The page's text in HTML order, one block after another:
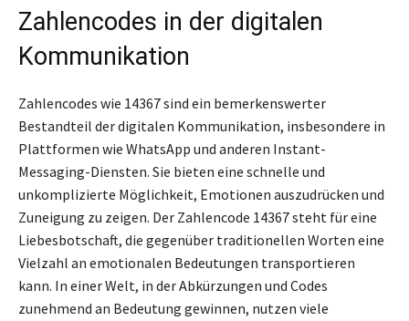
Zahlencodes in der digitalen
Kommunikation
Zahlencodes wie 14367 sind ein bemerkenswerter
Bestandteil der digitalen Kommunikation, insbesondere in
Plattformen wie WhatsApp und anderen Instant-
Messaging-Diensten. Sie bieten eine schnelle und
unkomplizierte Möglichkeit, Emotionen auszudrücken und
Zuneigung zu zeigen. Der Zahlencode 14367 steht für eine
Liebesbotschaft, die gegenüber traditionellen Worten eine
Vielzahl an emotionalen Bedeutungen transportieren
kann. In einer Welt, in der Abkürzungen und Codes
zunehmend an Bedeutung gewinnen, nutzen viele